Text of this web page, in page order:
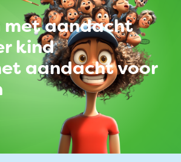
met aandacht
kind
aandacht voor